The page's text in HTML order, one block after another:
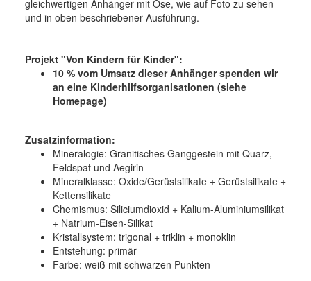
gleichwertigen Anhänger mit Öse, wie auf Foto zu sehen
und in oben beschriebener Ausführung.
Projekt "Von Kindern für Kinder":
10 % vom Umsatz dieser Anhänger spenden wir
an eine Kinderhilfsorganisationen (siehe
Homepage)
Zusatzinformation:
Mineralogie: Granitisches Ganggestein mit Quarz,
Feldspat und Aegirin
Mineralklasse: Oxide/Gerüstsilikate + Gerüstsilikate +
Kettensilikate
Chemismus: Siliciumdioxid + Kalium-Aluminiumsilikat
+ Natrium-Eisen-Silikat
Kristallsystem: trigonal + triklin + monoklin
Entstehung: primär
Farbe: weiß mit schwarzen Punkten